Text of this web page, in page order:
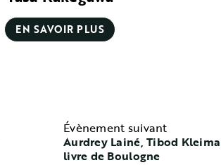
EN SAVOIR PLUS
Évènement suivant
Aurdrey Lainé, Tibod
livre de Boulogne